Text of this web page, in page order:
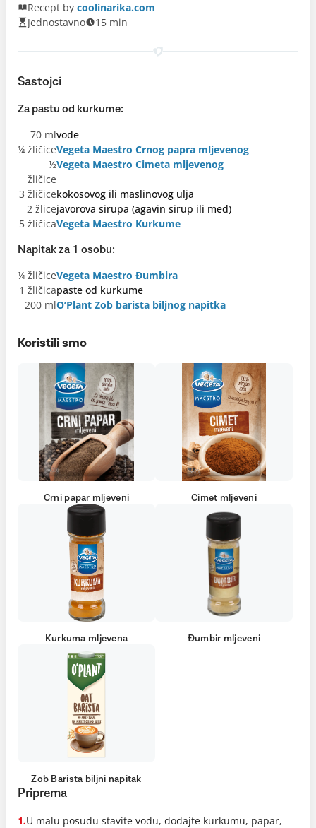
Recept by coolinarika.com
Jednostavno
15 min
Sastojci
Za pastu od kurkume:
70 mlvode
¼ žličiceVegeta Maestro Crnog papra mljevenog
½
žličice
Vegeta Maestro Cimeta mljevenog
3 žličicekokosovog ili maslinovog ulja
2 žlicejavorova sirupa (agavin sirup ili med)
5 žličicaVegeta Maestro Kurkume
Napitak za 1 osobu:
¼ žličiceVegeta Maestro Đumbira
1 žličicapaste od kurkume
200 mlO’Plant Zob barista biljnog napitka
Koristili smo
Crni papar mljeveni Cimet mljeveni
Kurkuma mljevena Đumbir mljeveni
Zob Barista biljni napitak
Priprema
1.U malu posudu stavite vodu, dodajte kurkumu, papar,